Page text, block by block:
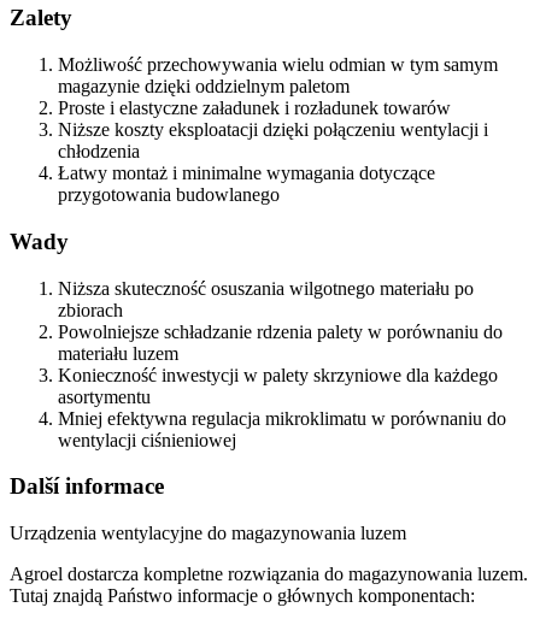
Zalety
Możliwość przechowywania wielu odmian w tym samym
magazynie dzięki oddzielnym paletom
Proste i elastyczne załadunek i rozładunek towarów
Niższe koszty eksploatacji dzięki połączeniu wentylacji i
chłodzenia
Łatwy montaż i minimalne wymagania dotyczące
przygotowania budowlanego
Wady
Niższa skuteczność osuszania wilgotnego materiału po
zbiorach
Powolniejsze schładzanie rdzenia palety w porównaniu do
materiału luzem
Konieczność inwestycji w palety skrzyniowe dla każdego
asortymentu
Mniej efektywna regulacja mikroklimatu w porównaniu do
wentylacji ciśnieniowej
Další informace
Urządzenia wentylacyjne do magazynowania luzem
Agroel dostarcza kompletne rozwiązania do magazynowania luzem.
Tutaj znajdą Państwo informacje o głównych komponentach: